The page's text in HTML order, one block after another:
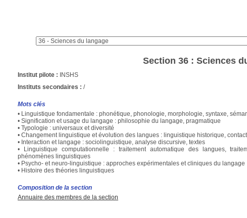
Section 36 : Sciences
Institut pilote : INSHS
Instituts secondaires : /
Mots clés
• Linguistique fondamentale : phonétique, phonologie, morphologie, syntaxe,
• Signification et usage du langage : philosophie du langage, pragmatique
• Typologie : universaux et diversité
• Changement linguistique et évolution des langues : linguistique historique,
• Interaction et langage : sociolinguistique, analyse discursive, textes
• Linguistique computationnelle : traitement automatique des langues,
phénomènes linguistiques
• Psycho- et neuro-linguistique : approches expérimentales et cliniques du langage
• Histoire des théories linguistiques
Composition de la section
Annuaire des membres de la section